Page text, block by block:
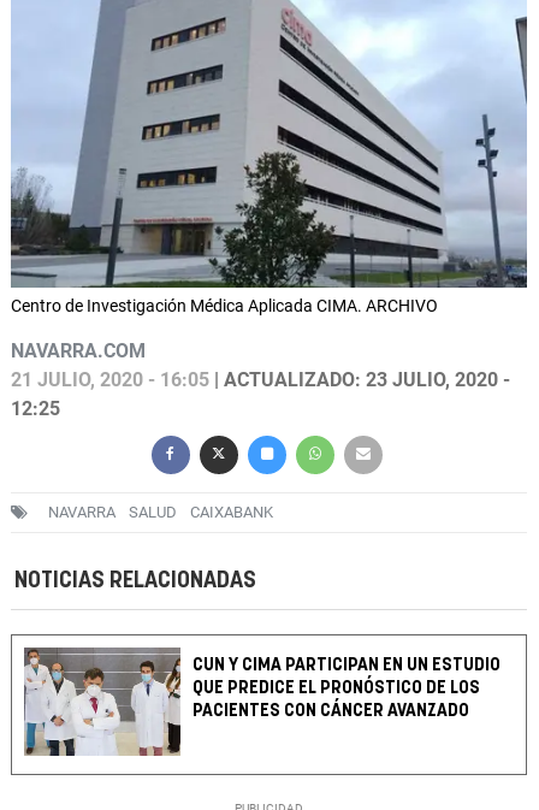
Centro de Investigación Médica Aplicada CIMA. ARCHIVO
NAVARRA.COM
21 JULIO, 2020 - 16:05 | ACTUALIZADO: 23 JULIO, 2020 -
12:25
NAVARRA SALUD CAIXABANK
NOTICIAS RELACIONADAS
CUN Y CIMA PARTICIPAN EN UN ESTUDIO
QUE PREDICE EL PRONÓSTICO DE LOS
PACIENTES CON CÁNCER AVANZADO